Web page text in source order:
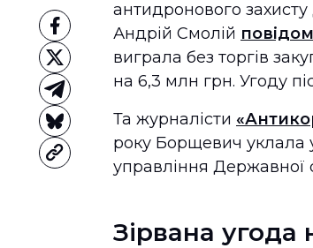
антидронового
Андрій Смолій
виграла без торгів
на 6,3 млн грн. Угоду
Та журналісти
року Борщевич уклала
управління Державної
Зірвана